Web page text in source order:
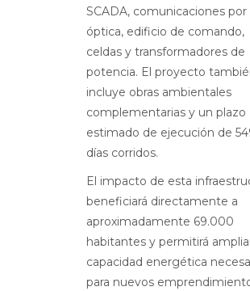
SCADA, comunicaciones por
óptica, edificio de comando,
celdas y transformadores de
potencia. El proyecto
incluye obras ambientales
complementarias y un plazo
estimado de ejecución de
días corridos.
El impacto de esta
beneficiará directamente a
aproximadamente 69.000
habitantes y permitirá
capacidad energética
para nuevos